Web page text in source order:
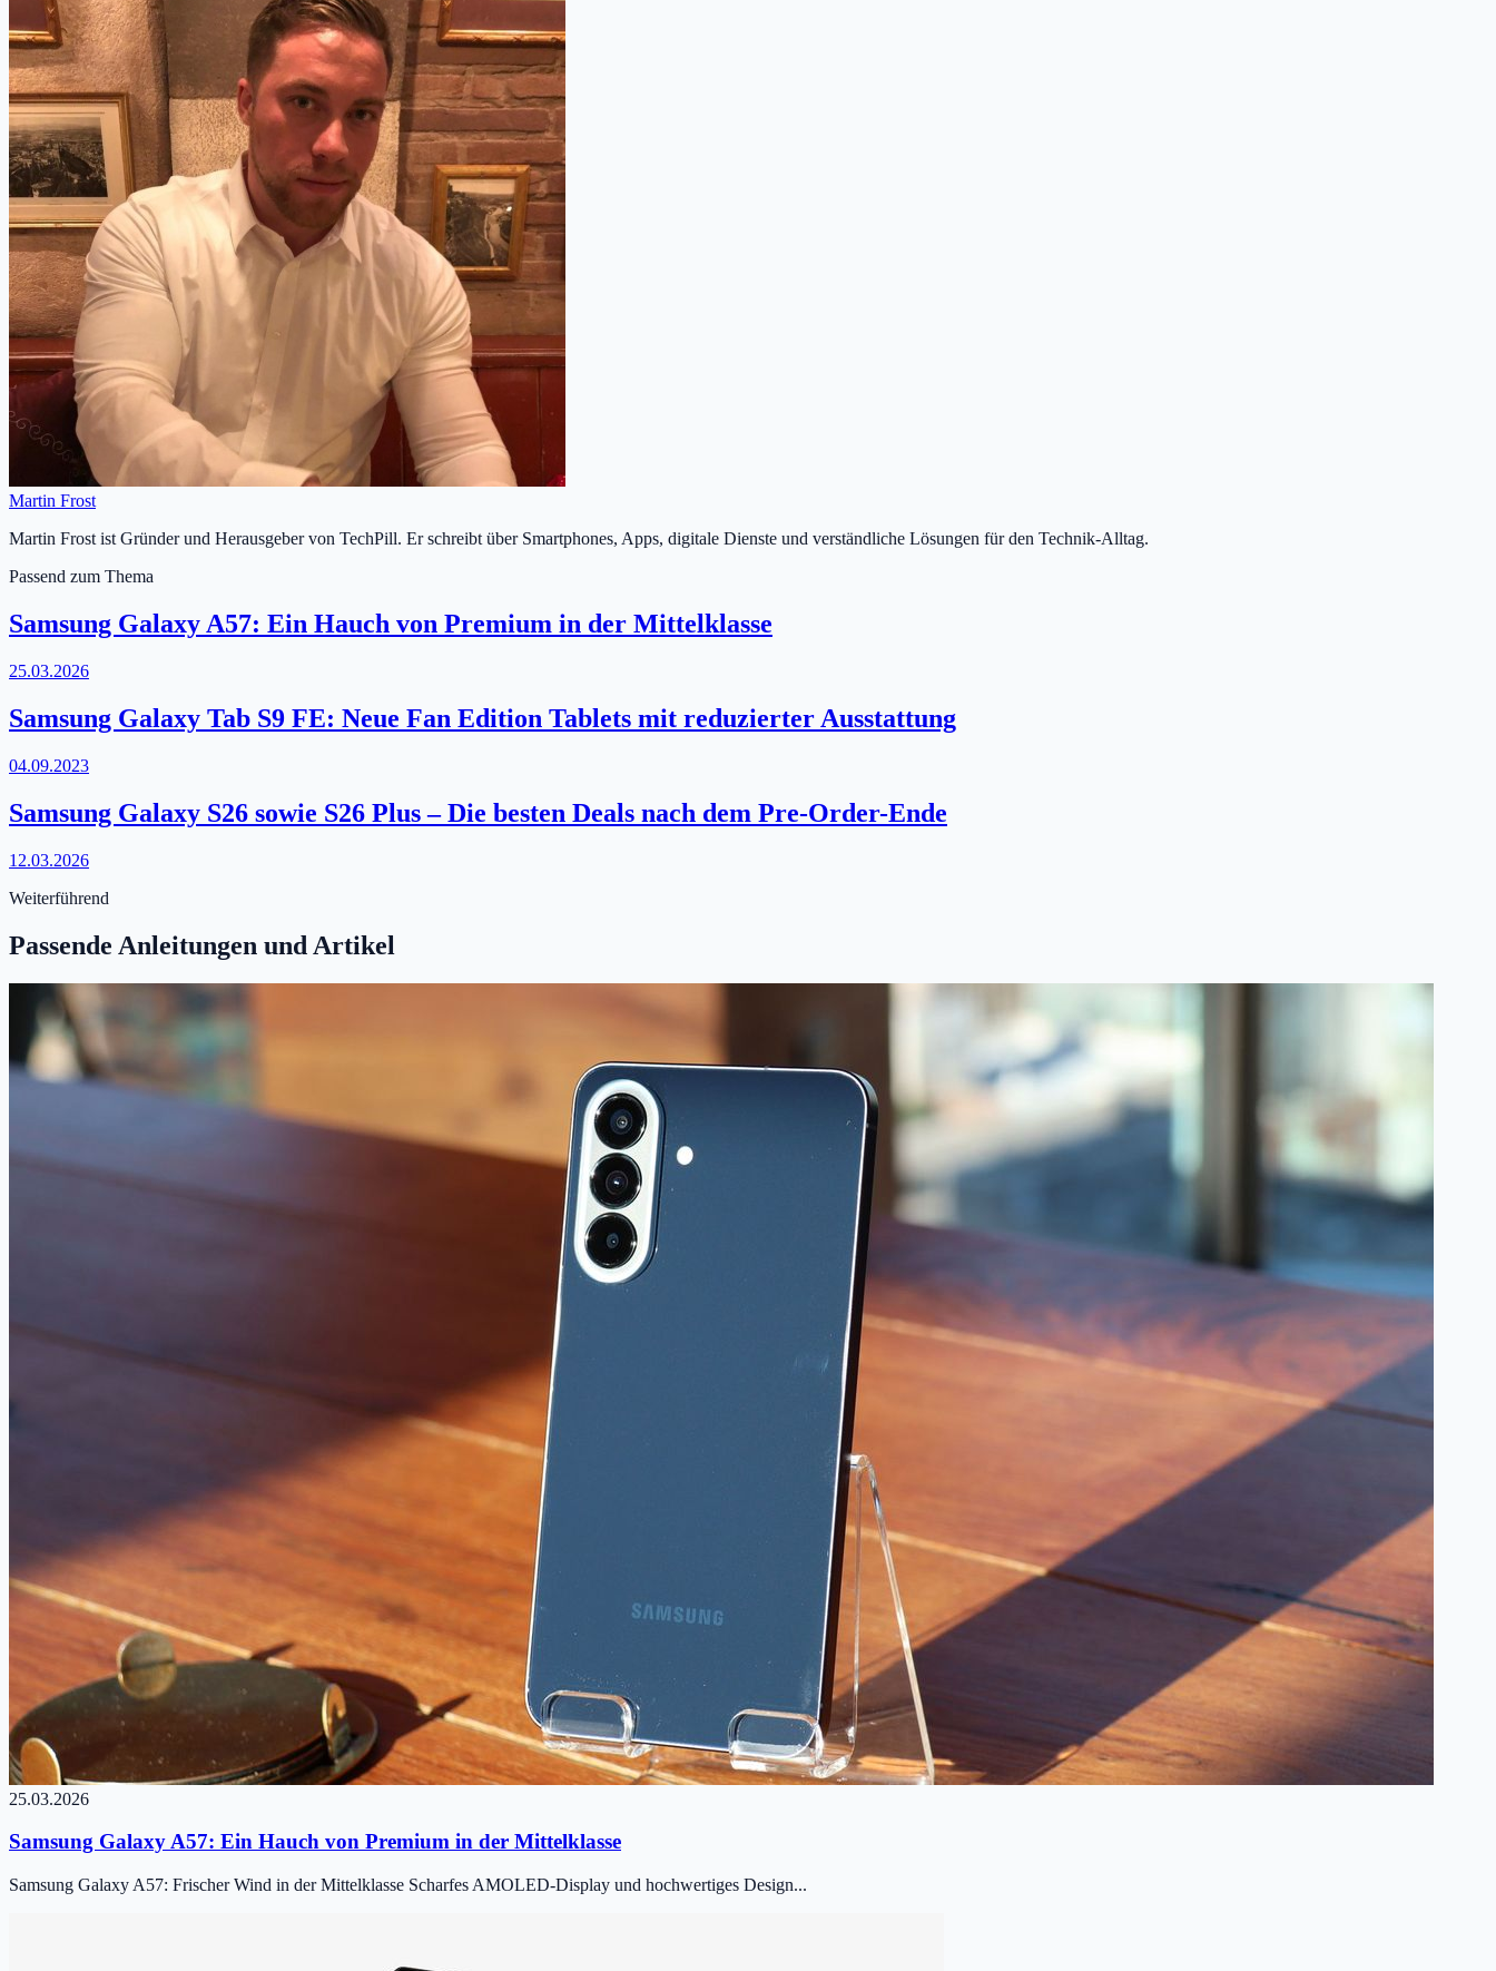
Martin Frost
Martin Frost ist Gründer und Herausgeber von TechPill. Er schreibt über Smartphones, Apps, digitale Dienste und verständliche Lösungen für den Technik-Alltag.
Passend zum Thema
Samsung Galaxy A57: Ein Hauch von Premium in der Mittelklasse
25.03.2026
Samsung Galaxy Tab S9 FE: Neue Fan Edition Tablets mit reduzierter Ausstattung
04.09.2023
Samsung Galaxy S26 sowie S26 Plus – Die besten Deals nach dem Pre-Order-Ende
12.03.2026
Weiterführend
Passende Anleitungen und Artikel
25.03.2026
Samsung Galaxy A57: Ein Hauch von Premium in der Mittelklasse
Samsung Galaxy A57: Frischer Wind in der Mittelklasse Scharfes AMOLED-Display und hochwertiges Design...